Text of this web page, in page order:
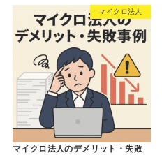
マイクロ法人
マイクロ法人のデメリット・失敗